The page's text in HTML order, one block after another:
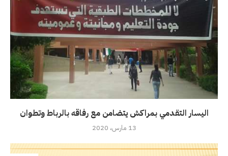
اليسار التقدمي بمراكش يتضامن مع رفاقه بالرباط وتطوان
13 مارس، 2020